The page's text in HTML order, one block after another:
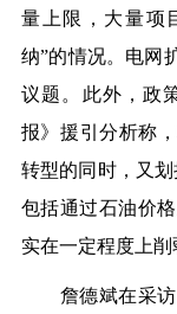
量上限，大量项
纳”的情况。电网
议题。此外，政
报》援引分析称
转型的同时，又
包括通过石油价
实在一定程度上削
詹德斌在采访